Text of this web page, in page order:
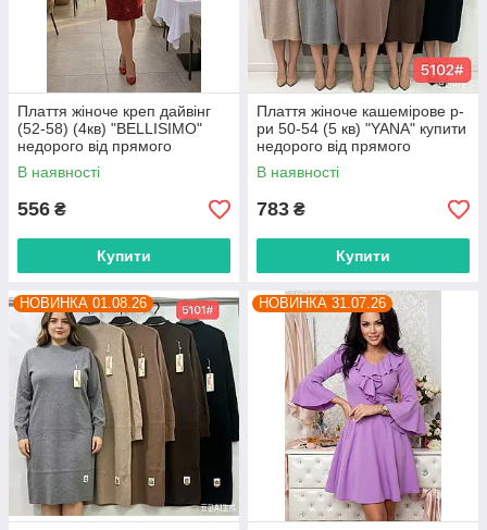
Плаття жіноче креп дайвінг
(52-58) (4кв) "BELLISIMO"
недорого від прямого
постачальника
В наявності
556 ₴
Купити
Плаття жіноче кашемірове р-
ри 50-54 (5 кв) "YANA" купити
недорого від прямого
постачальника
В наявності
783 ₴
Купити
НОВИНКА 01.08.26 НОВИНКА 31.07.26